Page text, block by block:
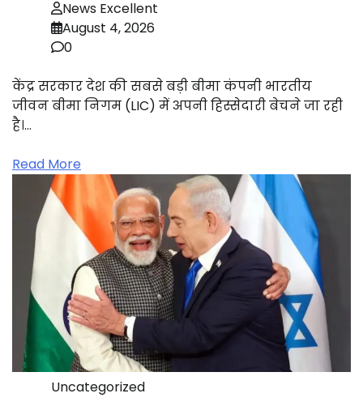
News Excellent
August 4, 2026
0
केंद्र सरकार देश की सबसे बड़ी बीमा कंपनी भारतीय
जीवन बीमा निगम (LIC) में अपनी हिस्सेदारी बेचने जा रही
है।…
Read More
Uncategorized